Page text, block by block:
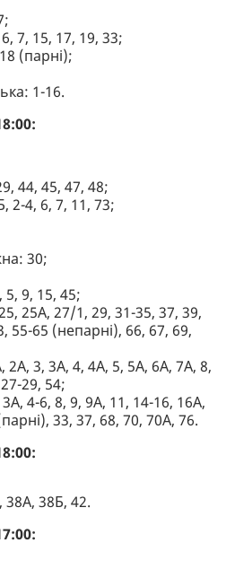
7, 15, 17, 19, 33;
(парні);
1-16.
44, 45, 47, 48;
2-4, 6, 7, 11, 73;
30;
9, 15, 45;
25А, 27/1, 29, 31-35, 37, 39,
55-65 (непарні), 66, 67, 69,
3, 3А, 4, 4А, 5, 5А, 6А, 7А, 8,
29, 54;
4-6, 8, 9, 9А, 11, 14-16, 16А,
33, 37, 68, 70, 70А, 76.
38Б, 42.